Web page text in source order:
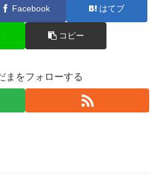
Facebook はてブ
コピー
まをフォローする